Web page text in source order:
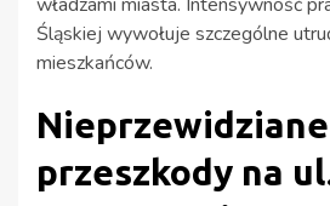
Śląskiej wywołuje szczególne
mieszkańców.
Nieprzewidziane
przeszkody na